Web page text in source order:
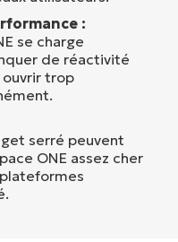
:
se charge
de réactivité
trop
serré peuvent
ONE assez cher